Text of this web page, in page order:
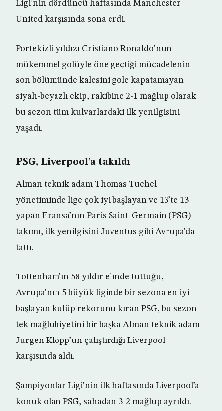
Ligi’nin dördüncü haftasında Manchester
United karşısında sona erdi.
Portekizli yıldızı Cristiano Ronaldo’nun
mükemmel golüyle öne geçtiği mücadelenin
son bölümünde kalesini gole kapatamayan
siyah-beyazlı ekip, rakibine 2-1 mağlup olarak
bu sezon tüm kulvarlardaki ilk yenilgisini
yaşadı.
PSG, Liverpool’a takıldı
Alman teknik adam Thomas Tuchel
yönetiminde lige çok iyi başlayan ve 13’te 13
yapan Fransa’nın Paris Saint-Germain (PSG)
takımı, ilk yenilgisini Juventus gibi Avrupa’da
tattı.
Tottenham’ın 58 yıldır elinde tuttuğu,
Avrupa’nın 5 büyük liginde bir sezona en iyi
başlayan kulüp rekorunu kıran PSG, bu sezon
tek mağlubiyetini bir başka Alman teknik adam
Jurgen Klopp’un çalıştırdığı Liverpool
karşısında aldı.
Şampiyonlar Ligi’nin ilk haftasında Liverpool’a
konuk olan PSG, sahadan 3-2 mağlup ayrıldı.